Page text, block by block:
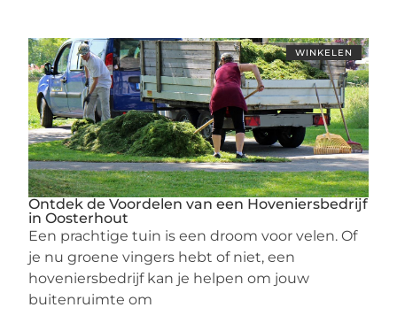
WINKELEN
Ontdek de Voordelen van een Hoveniersbedrijf
in Oosterhout
Een prachtige tuin is een droom voor velen. Of
je nu groene vingers hebt of niet, een
hoveniersbedrijf kan je helpen om jouw
buitenruimte om